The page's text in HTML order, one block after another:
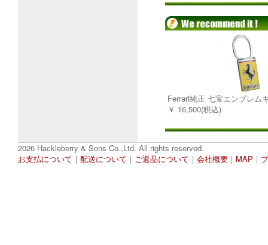
Ferrari純正 七宝エンブレム
￥ 16,500(税込)
2026 Hackleberry & Sons Co.,Ltd. All rights reserved.
お支払について ｜ 配送について ｜ ご返品について ｜ 会社概要 ｜ MAP ｜